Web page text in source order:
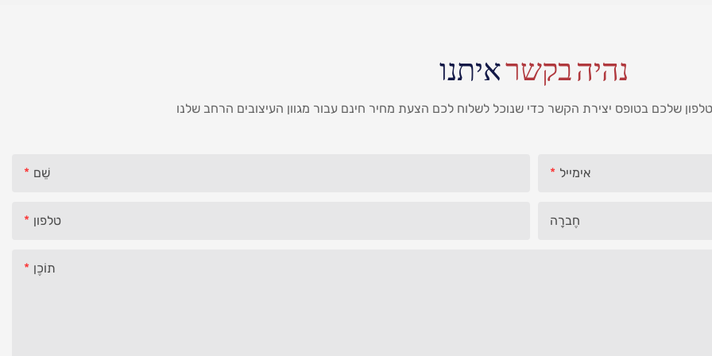
נהיה בקשראיתנו
שֵׁם אימייל
טלפון חֶברָה
תוֹכֶן